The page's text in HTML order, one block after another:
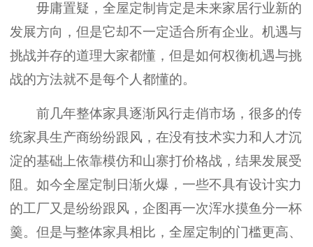
毋庸置疑，全屋定制肯定是未来家居行业新的
发展方向，但是它却不一定适合所有企业。机遇与
挑战并存的道理大家都懂，但是如何权衡机遇与挑
战的方法就不是每个人都懂的。
前几年整体家具逐渐风行走俏市场，很多的传
统家具生产商纷纷跟风，在没有技术实力和人才沉
淀的基础上依靠模仿和山寨打价格战，结果发展受
阻。如今全屋定制日渐火爆，一些不具有设计实力
的工厂又是纷纷跟风，企图再一次浑水摸鱼分一杯
羹。但是与整体家具相比，全屋定制的门槛更高、